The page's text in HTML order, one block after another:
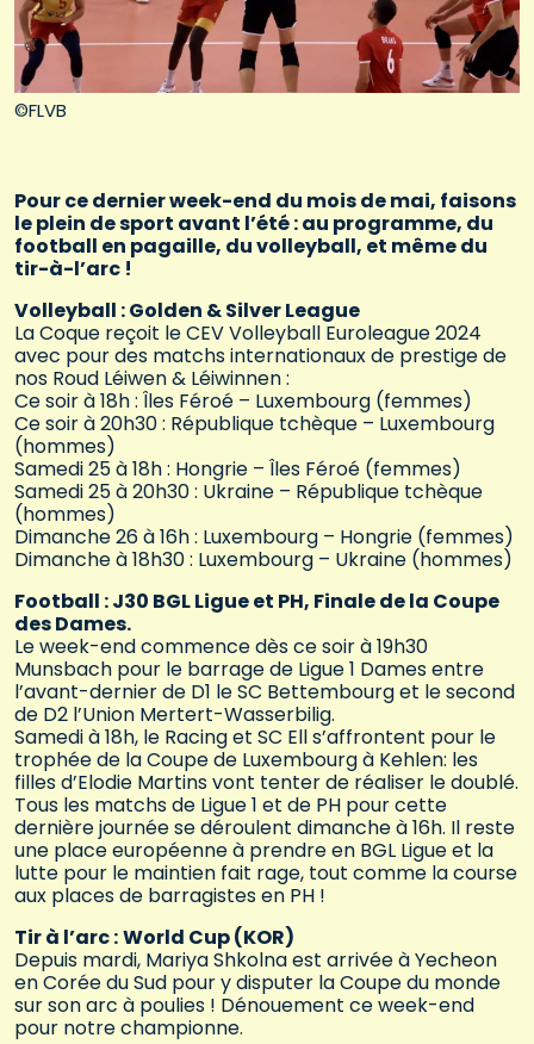
©FLVB
Pour ce dernier week-end du mois de mai, faisons
le plein de sport avant l’été : au programme, du
football en pagaille, du volleyball, et même du
tir-à-l’arc !
Volleyball : Golden & Silver League
La Coque reçoit le CEV Volleyball Euroleague 2024
avec pour des matchs internationaux de prestige de
nos Roud Léiwen & Léiwinnen :
Ce soir à 18h : Îles Féroé – Luxembourg (femmes)
Ce soir à 20h30 : République tchèque – Luxembourg
(hommes)
Samedi 25 à 18h : Hongrie – Îles Féroé (femmes)
Samedi 25 à 20h30 : Ukraine – République tchèque
(hommes)
Dimanche 26 à 16h : Luxembourg – Hongrie (femmes)
Dimanche à 18h30 : Luxembourg – Ukraine (hommes)
Football : J30 BGL Ligue et PH, Finale de la Coupe
des Dames.
Le week-end commence dès ce soir à 19h30
Munsbach pour le barrage de Ligue 1 Dames entre
l’avant-dernier de D1 le SC Bettembourg et le second
de D2 l’Union Mertert-Wasserbilig.
Samedi à 18h, le Racing et SC Ell s’affrontent pour le
trophée de la Coupe de Luxembourg à Kehlen: les
filles d’Elodie Martins vont tenter de réaliser le doublé.
Tous les matchs de Ligue 1 et de PH pour cette
dernière journée se déroulent dimanche à 16h. Il reste
une place européenne à prendre en BGL Ligue et la
lutte pour le maintien fait rage, tout comme la course
aux places de barragistes en PH !
Tir à l’arc :World Cup (KOR)
Depuis mardi, Mariya Shkolna est arrivée à Yecheon
en Corée du Sud pour y disputer la Coupe du monde
sur son arc à poulies ! Dénouement ce week-end
pour notre championne.